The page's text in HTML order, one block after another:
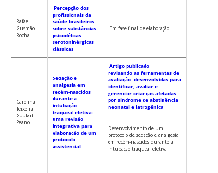
Rafael
Gusmão
Rocha
Percepção dos
profissionais da
saúde brasileiros
sobre substâncias
psicodélicas
serotoninérgicas
clássicas
Em fase final de elaboração
Carolina
Teixeira
Goulart
Peano
Sedação e
analgesia em
recém-nascidos
durante a
intubação
traqueal eletiva:
uma revisão
integrativa para
elaboração de um
protocolo
assistencial
Artigo publicado
revisando as ferramentas de
avaliação desenvolvidas para
identificar, avaliar e
gerenciar crianças afetadas
por síndrome de abstinência
neonatal e iatrogênica
Desenvolvimento de um
protocolo de sedação e analgesia
em recém-nascidos durante a
intubação traqueal eletiva